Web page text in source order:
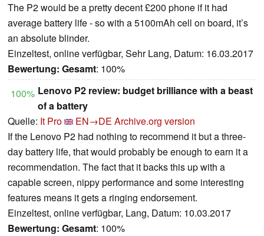
The P2 would be a pretty decent £200 phone if it had
average battery life - so with a 5100mAh cell on board, it’s
an absolute blinder.
Einzeltest, online verfügbar, Sehr Lang, Datum: 16.03.2017
Bewertung: Gesamt: 100%
100% Lenovo P2 review: budget brilliance with a beast
of a battery
Quelle: It Pro EN→DE Archive.org version
If the Lenovo P2 had nothing to recommend it but a three-
day battery life, that would probably be enough to earn it a
recommendation. The fact that it backs this up with a
capable screen, nippy performance and some interesting
features means it gets a ringing endorsement.
Einzeltest, online verfügbar, Lang, Datum: 10.03.2017
Bewertung: Gesamt: 100%